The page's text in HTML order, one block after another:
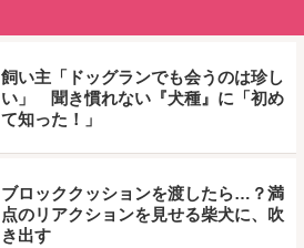
飼い主「ドッグランでも会うのは珍し
い」 聞き慣れない『犬種』に「初め
て知った！」
ブロッククッションを渡したら…？満
点のリアクションを見せる柴犬に、吹
き出す